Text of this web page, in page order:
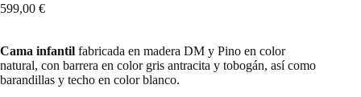
599,00 €
Cama infantil fabricada en madera DM y Pino en color
natural, con barrera en color gris antracita y tobogán, así como
barandillas y techo en color blanco.